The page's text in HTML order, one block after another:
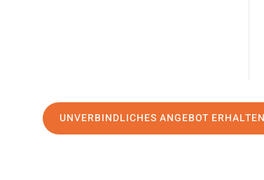
UNVERBINDLICHES ANGEBOT ERHALTEN